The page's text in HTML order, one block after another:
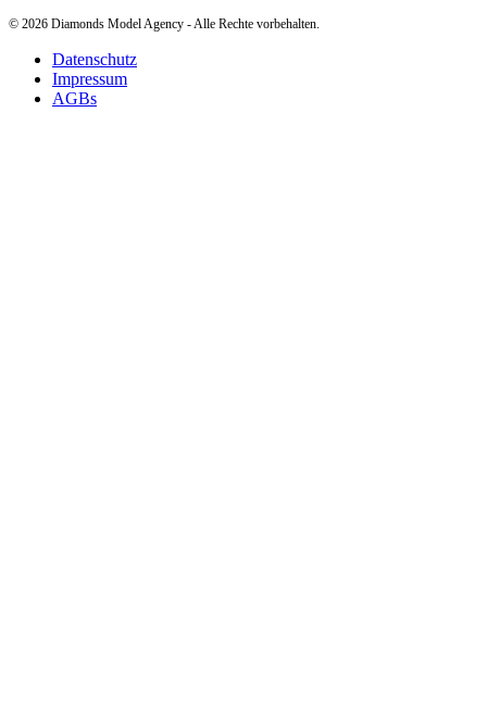
© 2026 Diamonds Model Agency - Alle Rechte vorbehalten.
Datenschutz
Impressum
AGBs